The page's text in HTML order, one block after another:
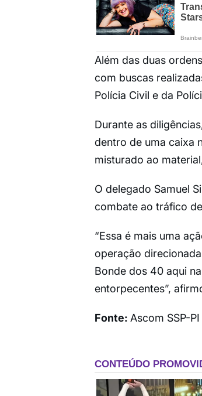
Além das duas
com buscas
Polícia Civil e da
Durante as
dentro de uma caixa
misturado ao
O delegado Samuel
combate ao tráfico
“Essa é mais uma
operação
Bonde dos 40 aqui
entorpecentes”,
Fonte: Ascom SSP-PI